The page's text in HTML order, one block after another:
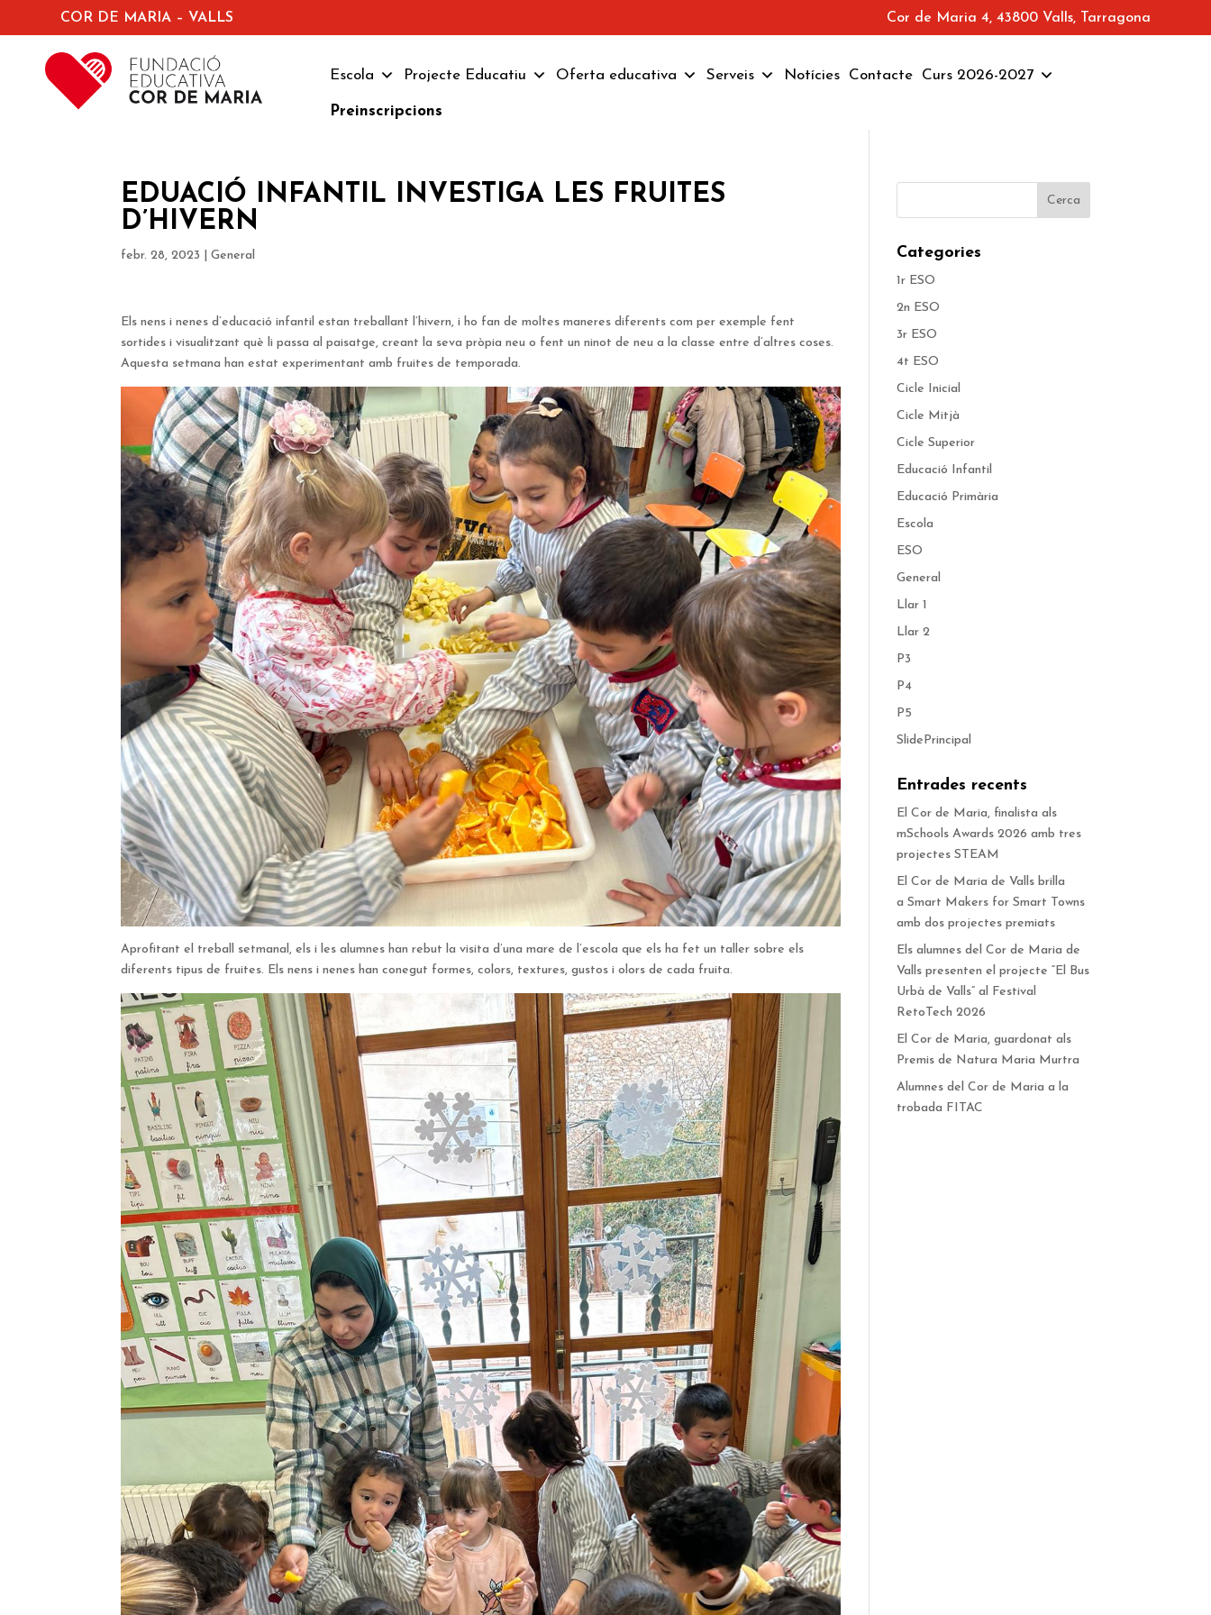
COR DE MARIA – VALLS Cor de Maria 4, 43800 Valls, Tarragona
Escola Projecte Educatiu Oferta educativa Serveis Notícies Contacte Curs 2026-2027
Preinscripcions
EDUACIÓ INFANTIL INVESTIGA LES FRUITES
D’HIVERN
febr. 28, 2023 |General
Els nens i nenes d’educació infantil estan treballant l’hivern, i ho fan de moltes maneres diferents com per exemple fent
sortides i visualitzant què li passa al paisatge, creant la seva pròpia neu o fent un ninot de neu a la classe entre d’altres coses.
Aquesta setmana han estat experimentant amb fruites de temporada.
Aprofitant el treball setmanal, els i les alumnes han rebut la visita d’una mare de l’escola que els ha fet un taller sobre els
diferents tipus de fruites. Els nens i nenes han conegut formes, colors, textures, gustos i olors de cada fruita.
Categories
1r ESO
2n ESO
3r ESO
4t ESO
Cicle Inicial
Cicle Mitjà
Cicle Superior
Educació Infantil
Educació Primària
Escola
ESO
General
Llar 1
Llar 2
P3
P4
P5
SlidePrincipal
Entrades recents
El Cor de Maria, finalista als
mSchools Awards 2026 amb tres
projectes STEAM
El Cor de Maria de Valls brilla
a Smart Makers for Smart Towns
amb dos projectes premiats
Els alumnes del Cor de Maria de
Valls presenten el projecte “El Bus
Urbà de Valls” al Festival
RetoTech 2026
El Cor de Maria, guardonat als
Premis de Natura Maria Murtra
Alumnes del Cor de Maria a la
trobada FITAC